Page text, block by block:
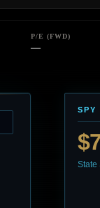
P/E (FWD)
—
SPY
State